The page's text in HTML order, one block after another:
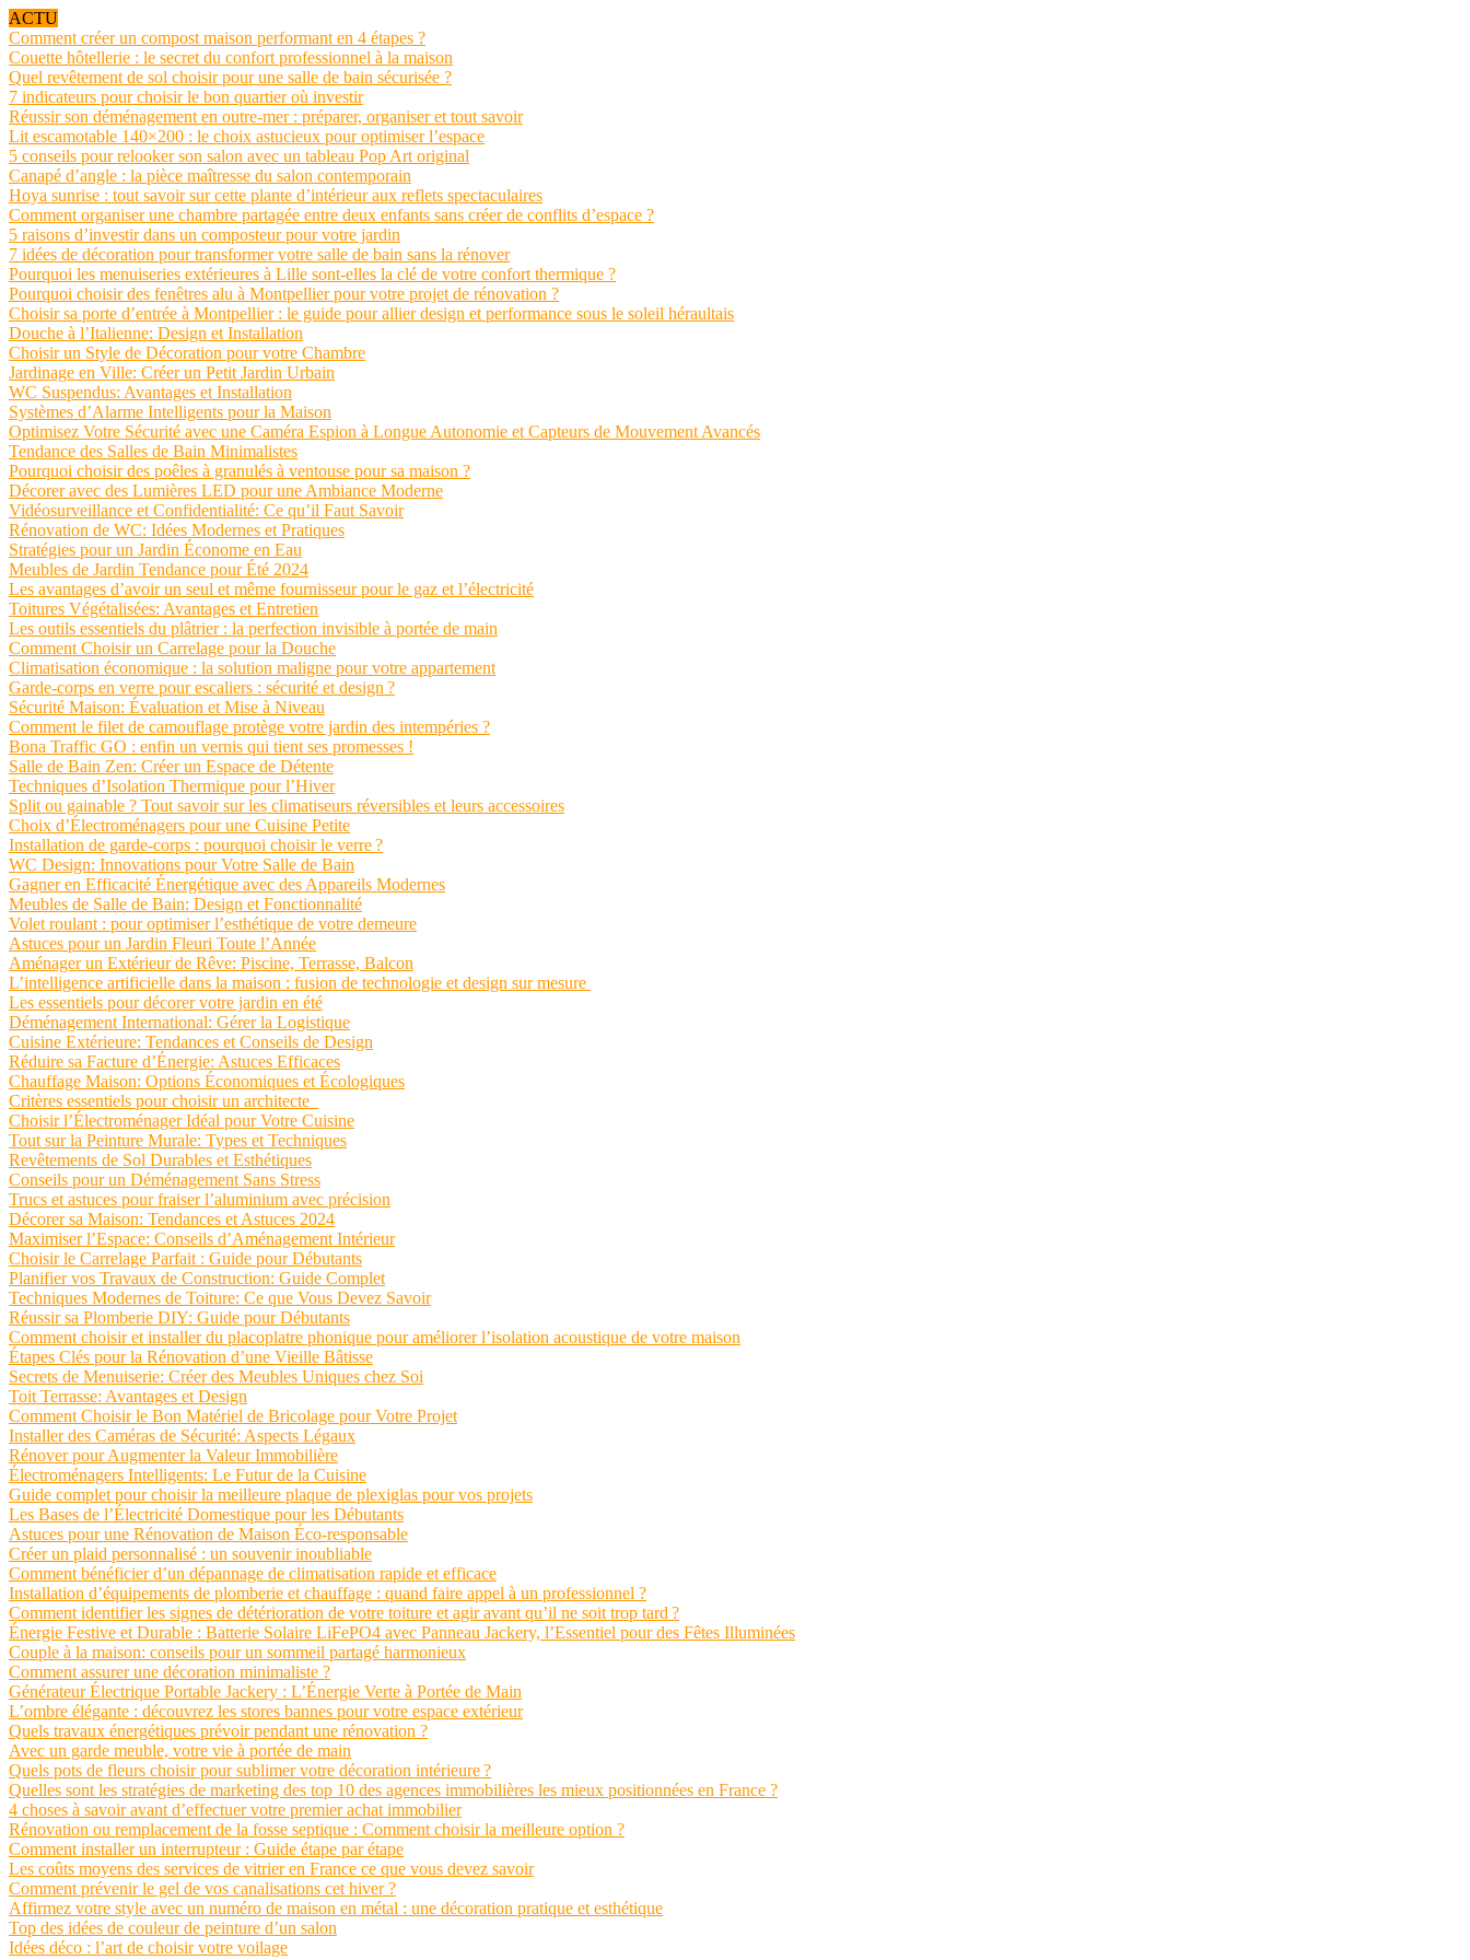
ACTU
Comment créer un compost maison performant en 4 étapes ?
Couette hôtellerie : le secret du confort professionnel à la maison
Quel revêtement de sol choisir pour une salle de bain sécurisée ?
7 indicateurs pour choisir le bon quartier où investir
Réussir son déménagement en outre-mer : préparer, organiser et tout savoir
Lit escamotable 140×200 : le choix astucieux pour optimiser l’espace
5 conseils pour relooker son salon avec un tableau Pop Art original
Canapé d’angle : la pièce maîtresse du salon contemporain
Hoya sunrise : tout savoir sur cette plante d’intérieur aux reflets spectaculaires
Comment organiser une chambre partagée entre deux enfants sans créer de conflits d’espace ?
5 raisons d’investir dans un composteur pour votre jardin
7 idées de décoration pour transformer votre salle de bain sans la rénover
Pourquoi les menuiseries extérieures à Lille sont-elles la clé de votre confort thermique ?
Pourquoi choisir des fenêtres alu à Montpellier pour votre projet de rénovation ?
Choisir sa porte d’entrée à Montpellier : le guide pour allier design et performance sous le soleil héraultais
Douche à l’Italienne: Design et Installation
Choisir un Style de Décoration pour votre Chambre
Jardinage en Ville: Créer un Petit Jardin Urbain
WC Suspendus: Avantages et Installation
Systèmes d’Alarme Intelligents pour la Maison
Optimisez Votre Sécurité avec une Caméra Espion à Longue Autonomie et Capteurs de Mouvement Avancés
Tendance des Salles de Bain Minimalistes
Pourquoi choisir des poêles à granulés à ventouse pour sa maison ?
Décorer avec des Lumières LED pour une Ambiance Moderne
Vidéosurveillance et Confidentialité: Ce qu’il Faut Savoir
Rénovation de WC: Idées Modernes et Pratiques
Stratégies pour un Jardin Économe en Eau
Meubles de Jardin Tendance pour Été 2024
Les avantages d’avoir un seul et même fournisseur pour le gaz et l’électricité
Toitures Végétalisées: Avantages et Entretien
Les outils essentiels du plâtrier : la perfection invisible à portée de main
Comment Choisir un Carrelage pour la Douche
Climatisation économique : la solution maligne pour votre appartement
Garde-corps en verre pour escaliers : sécurité et design ?
Sécurité Maison: Évaluation et Mise à Niveau
Comment le filet de camouflage protège votre jardin des intempéries ?
Bona Traffic GO : enfin un vernis qui tient ses promesses !
Salle de Bain Zen: Créer un Espace de Détente
Techniques d’Isolation Thermique pour l’Hiver
Split ou gainable ? Tout savoir sur les climatiseurs réversibles et leurs accessoires
Choix d’Électroménagers pour une Cuisine Petite
Installation de garde-corps : pourquoi choisir le verre ?
WC Design: Innovations pour Votre Salle de Bain
Gagner en Efficacité Énergétique avec des Appareils Modernes
Meubles de Salle de Bain: Design et Fonctionnalité
Volet roulant : pour optimiser l’esthétique de votre demeure
Astuces pour un Jardin Fleuri Toute l’Année
Aménager un Extérieur de Rêve: Piscine, Terrasse, Balcon
L’intelligence artificielle dans la maison : fusion de technologie et design sur mesure
Les essentiels pour décorer votre jardin en été
Déménagement International: Gérer la Logistique
Cuisine Extérieure: Tendances et Conseils de Design
Réduire sa Facture d’Énergie: Astuces Efficaces
Chauffage Maison: Options Économiques et Écologiques
Critères essentiels pour choisir un architecte
Choisir l’Électroménager Idéal pour Votre Cuisine
Tout sur la Peinture Murale: Types et Techniques
Revêtements de Sol Durables et Esthétiques
Conseils pour un Déménagement Sans Stress
Trucs et astuces pour fraiser l’aluminium avec précision
Décorer sa Maison: Tendances et Astuces 2024
Maximiser l’Espace: Conseils d’Aménagement Intérieur
Choisir le Carrelage Parfait : Guide pour Débutants
Planifier vos Travaux de Construction: Guide Complet
Techniques Modernes de Toiture: Ce que Vous Devez Savoir
Réussir sa Plomberie DIY: Guide pour Débutants
Comment choisir et installer du placoplatre phonique pour améliorer l’isolation acoustique de votre maison
Étapes Clés pour la Rénovation d’une Vieille Bâtisse
Secrets de Menuiserie: Créer des Meubles Uniques chez Soi
Toit Terrasse: Avantages et Design
Comment Choisir le Bon Matériel de Bricolage pour Votre Projet
Installer des Caméras de Sécurité: Aspects Légaux
Rénover pour Augmenter la Valeur Immobilière
Électroménagers Intelligents: Le Futur de la Cuisine
Guide complet pour choisir la meilleure plaque de plexiglas pour vos projets
Les Bases de l’Électricité Domestique pour les Débutants
Astuces pour une Rénovation de Maison Éco-responsable
Créer un plaid personnalisé : un souvenir inoubliable
Comment bénéficier d’un dépannage de climatisation rapide et efficace
Installation d’équipements de plomberie et chauffage : quand faire appel à un professionnel ?
Comment identifier les signes de détérioration de votre toiture et agir avant qu’il ne soit trop tard ?
Énergie Festive et Durable : Batterie Solaire LiFePO4 avec Panneau Jackery, l’Essentiel pour des Fêtes Illuminées
Couple à la maison: conseils pour un sommeil partagé harmonieux
Comment assurer une décoration minimaliste ?
Générateur Électrique Portable Jackery : L’Énergie Verte à Portée de Main
L’ombre élégante : découvrez les stores bannes pour votre espace extérieur
Quels travaux énergétiques prévoir pendant une rénovation ?
Avec un garde meuble, votre vie à portée de main
Quels pots de fleurs choisir pour sublimer votre décoration intérieure ?
Quelles sont les stratégies de marketing des top 10 des agences immobilières les mieux positionnées en France ?
4 choses à savoir avant d’effectuer votre premier achat immobilier
Rénovation ou remplacement de la fosse septique : Comment choisir la meilleure option ?
Comment installer un interrupteur : Guide étape par étape
Les coûts moyens des services de vitrier en France ce que vous devez savoir
Comment prévenir le gel de vos canalisations cet hiver ?
Affirmez votre style avec un numéro de maison en métal : une décoration pratique et esthétique
Top des idées de couleur de peinture d’un salon
Idées déco : l’art de choisir votre voilage